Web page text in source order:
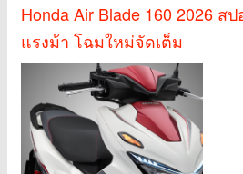
Honda Air Blade 160 2026 ส
แรงม้า โฉมใหม่จัดเต็ม